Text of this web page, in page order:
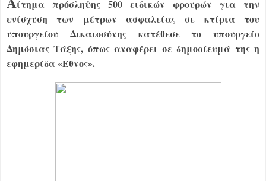
ίτημα πρόσληψης 500 ειδικών φρουρών για την
ενίσχυση των μέτρων ασφαλείας σε κτίρια του
υπουργείου Δικαιοσύνης κατέθεσε το υπουργείο
Δημόσιας Τάξης, όπως αναφέρει σε δημοσίευμά της η
εφημερίδα «Έθνος».